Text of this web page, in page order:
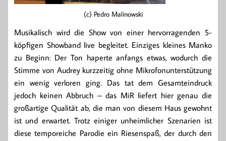
(c) Pedro Malinowski
Musikalisch wird die Show von einer hervorragenden 5-
köpfigen Showband live begleitet. Einziges kleines Manko
zu Beginn: Der Ton haperte anfangs etwas, wodurch die
Stimme von Audrey kurzzeitig ohne Mikrofonunterstützung
ein wenig verloren ging. Das tat dem Gesamteindruck
jedoch keinen Abbruch – das MiR liefert hier genau die
großartige Qualität ab, die man von diesem Haus gewohnt
ist und erwartet. Trotz einiger unheimlicher Szenarien ist
diese temporeiche Parodie ein Riesenspaß, der durch den